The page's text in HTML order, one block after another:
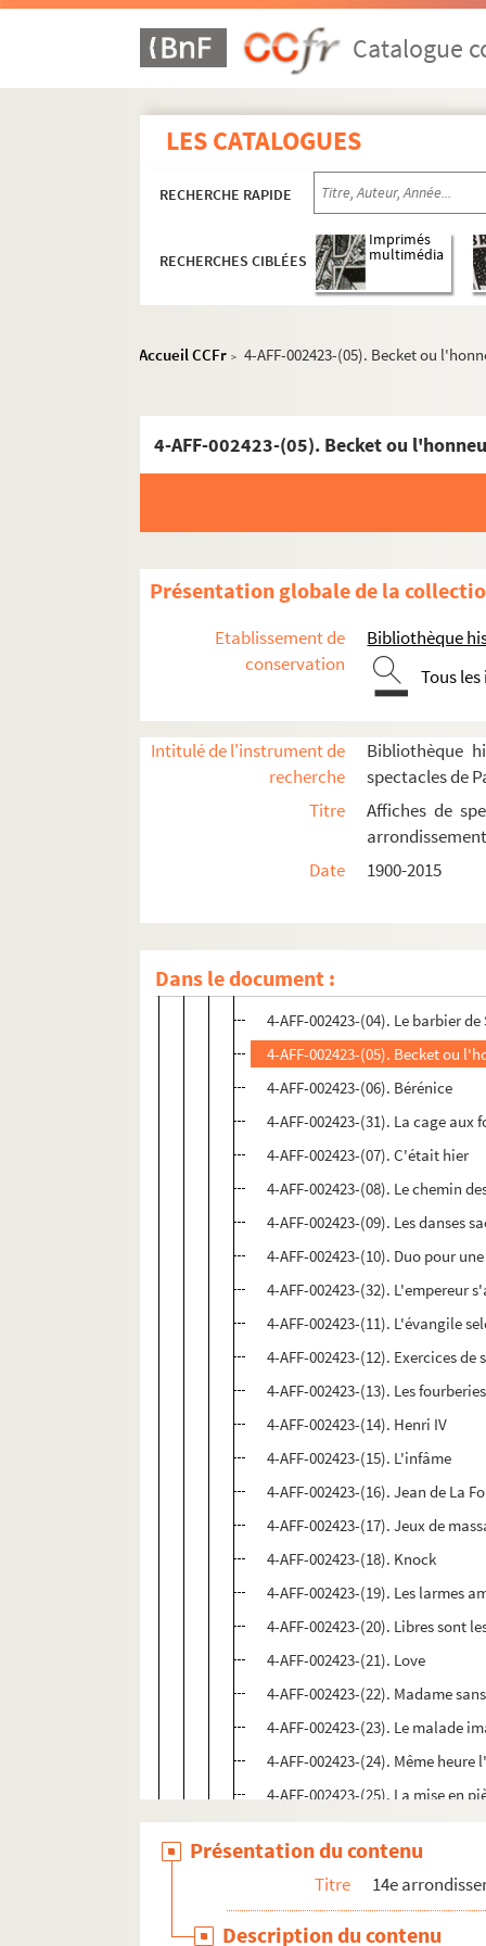
Catalogue
LES CATALOGUES
RECHERCHE RAPIDE
RECHERCHES CIBLÉES
Imprimés
multimédia
Accueil CCFr > 4-AFF-002423-(05). Becket ou
4-AFF-002423-(05). Becket ou
Présentation globale de la
Etablissement de
conservation
Bibliothèque
Tous
Intitulé de l'instrument de
recherche
Bibliothèque
spectacles de
Titre
Affiches de
Date
1900-2015
Dans le document :
Casino Montparnasse
Centre américain de Paris
Cité internationale universitaire de Paris
L'Entrepôt
Le Grand Edgar
Grand Théâtre d'Edgar
Le Lucernaire
Petit Montparnasse
Studio-théâtre 14
Il Teatrino
Théâtre Campagne première
Théâtre d'Edgar
Théâtre de la Gaîté-Montparnasse
Direction Gaston Baty (1930-1943)
Direction Marguerite Jamois (1944-
Direction Jérôme Hullot (1965-1984)
Spectacles
4-AFF-002423-(03). Ballet gitan
4-AFF-002423-(04). Le barbier
4-AFF-002423-(05). Becket ou
4-AFF-002423-(06). Bérénice
4-AFF-002423-(31). La cage aux
4-AFF-002423-(07). C'était hier
4-AFF-002423-(08). Le chemin
4-AFF-002423-(09). Les danses
4-AFF-002423-(10). Duo pour
4-AFF-002423-(32). L'empereur
4-AFF-002423-(11). L'évangile
4-AFF-002423-(12). Exercices de
4-AFF-002423-(13). Les
4-AFF-002423-(14). Henri IV
4-AFF-002423-(15). L'infâme
4-AFF-002423-(16). Jean de La
4-AFF-002423-(17). Jeux de
4-AFF-002423-(18). Knock
4-AFF-002423-(19). Les larmes
4-AFF-002423-(20). Libres sont
4-AFF-002423-(21). Love
4-AFF-002423-(22). Madame
4-AFF-002423-(23). Le malade
4-AFF-002423-(24). Même
4-AFF-002423-(25). La mise en
4-AFF-002423-(27). Le saut du lit
4-AFF-002423-(28). Tchin tchin
4-AFF-002423-(29). Trahisons
Présentation du contenu
Titre 14e
Description du contenu